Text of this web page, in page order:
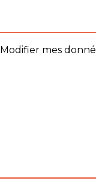
Modifier mes